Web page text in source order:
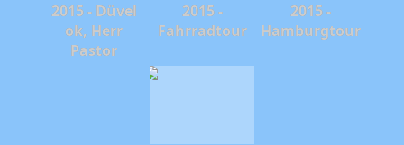
2015 - Düvel
ok, Herr
Pastor
2015 -
Fahrradtour
2015 -
Hamburgtour